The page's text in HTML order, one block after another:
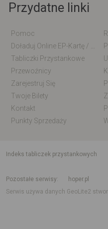
Przydatne linki
Pomoc
Tabliczki Przystankowe
Przewoźnicy
Zarejestruj Się
Twoje Bilety
Kontakt
Punkty Sprzedaży
indeks tabliczek przystankowych
Pozostałe serwisy
hoper.pl
Serwis używa danych GeoLite2